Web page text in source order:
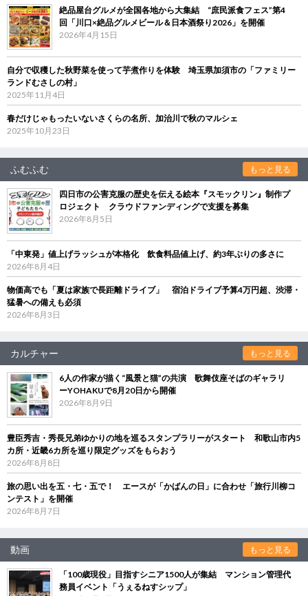
絶品屋台グルメが全国各地から大集結 “庶民派食フェス”第4
回「川口×絶品グルメビール＆日本酒祭り2026」を開催
2026年4月15日
自分で収穫した秋野菜を使って芋煮作りを体験 埼玉県加須市の「ファミリー
ランドむさしの村」
2025年11月4日
春だけじゃもったいないさくらの名所、加治川で秋のマルシェ
2025年10月23日
ふむふむ もっと見る
四日市の公害克服の歴史を伝える絵本『スモックリン』制作プ
ロジェクト クラウドファンディングで支援を募集
2026年8月5日
「中東発」値上げラッシュが本格化 飲食料品値上げ、約3年ぶりの多さに
2026年8月4日
物価高でも「夏は家族で長距離ドライブ」 宿泊ドライブ予算4万円超、渋滞・
猛暑への備えも必須
2026年8月3日
カルチャー もっと見る
6人の作家が描く“風景と猫”の共演 歌舞伎座そばのギャラリ
ーYOHAKUで8月20日から開催
2026年8月9日
豊臣秀吉・秀長兄弟ゆかりの地を巡るスタンプラリーがスタート 和歌山市内5
カ所・近畿6カ所を巡り限定グッズをもらおう
2026年8月8日
旅の思い出を五・七・五で！ エースが「かばんの日」に合わせ「旅行川柳コ
ンテスト」を開催
2026年8月7日
動画 もっと見る
「100歳現役」目指すシニア1500人が集結 マンション管理代
務員イベント「うぇるねすシップ」